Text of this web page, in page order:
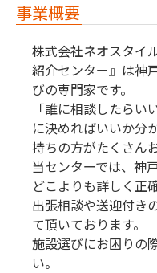
事業概要
株式会社ネオスタイ
紹介センター』は神
びの専門家です。
「誰に相談したら
に決めればいいか分
持ちの方がたくさん
当センターでは、神
どこよりも詳しく正
出張相談や送迎付き
て頂いております。
施設選びにお困りの
い。